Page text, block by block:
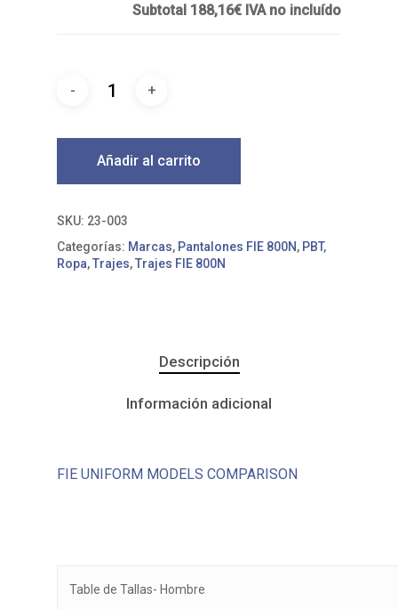
Subtotal 188,16€ IVA no incluído
Añadir al carrito
SKU: 23-003
Categorías: Marcas, Pantalones FIE 800N, PBT,
Ropa,Trajes,Trajes FIE 800N
Descripción
Información adicional
FIE UNIFORM MODELS COMPARISON
Table de Tallas- Hombre